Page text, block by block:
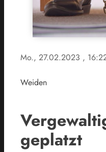
Mo., 27.02.2023 ,
Weiden
geplatzt